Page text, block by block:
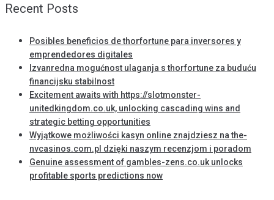
Recent Posts
Posibles beneficios de thorfortune para inversores y
emprendedores digitales
Izvanredna mogućnost ulaganja s thorfortune za buduću
financijsku stabilnost
Excitement awaits with https://slotmonster-
unitedkingdom.co.uk, unlocking cascading wins and
strategic betting opportunities
Wyjątkowe możliwości kasyn online znajdziesz na the-
nvcasinos.com.pl dzięki naszym recenzjom i poradom
Genuine assessment of gambles-zens.co.uk unlocks
profitable sports predictions now